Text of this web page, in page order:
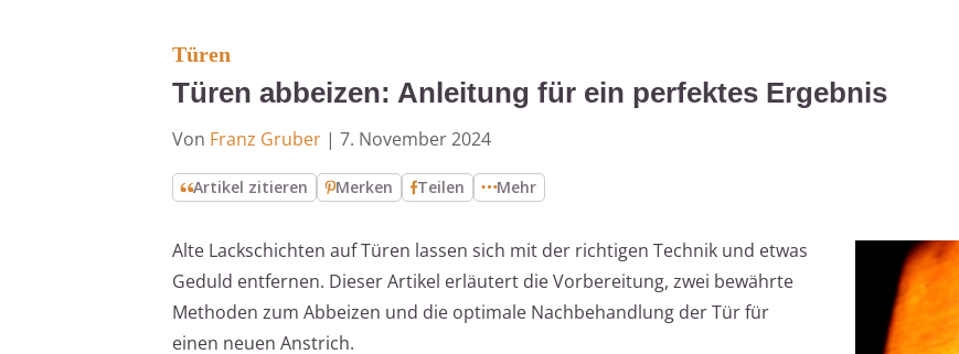
Türen
Türen abbeizen: Anleitung für ein perfektes Ergebnis
Von Franz Gruber | 7. November 2024
Artikel zitieren Merken Teilen Mehr
Alte Lackschichten auf Türen lassen sich mit der richtigen Technik und etwas
Geduld entfernen. Dieser Artikel erläutert die Vorbereitung, zwei bewährte
Methoden zum Abbeizen und die optimale Nachbehandlung der Tür für
einen neuen Anstrich.